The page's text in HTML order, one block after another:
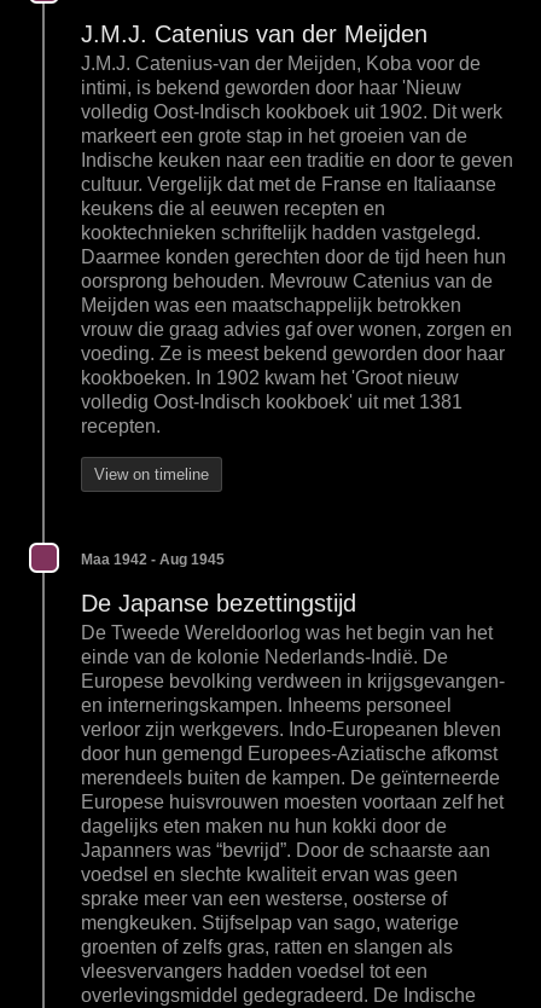
J.M.J. Catenius van der Meijden
J.M.J. Catenius-van der Meijden, Koba voor de
intimi, is bekend geworden door haar 'Nieuw
volledig Oost-Indisch kookboek uit 1902. Dit werk
markeert een grote stap in het groeien van de
Indische keuken naar een traditie en door te geven
cultuur. Vergelijk dat met de Franse en Italiaanse
keukens die al eeuwen recepten en
kooktechnieken schriftelijk hadden vastgelegd.
Daarmee konden gerechten door de tijd heen hun
oorsprong behouden. Mevrouw Catenius van de
Meijden was een maatschappelijk betrokken
vrouw die graag advies gaf over wonen, zorgen en
voeding. Ze is meest bekend geworden door haar
kookboeken. In 1902 kwam het 'Groot nieuw
volledig Oost-Indisch kookboek' uit met 1381
recepten.
View on timeline
Maa 1942 - Aug 1945
De Japanse bezettingstijd
De Tweede Wereldoorlog was het begin van het
einde van de kolonie Nederlands-Indië. De
Europese bevolking verdween in krijgsgevangen-
en interneringskampen. Inheems personeel
verloor zijn werkgevers. Indo-Europeanen bleven
door hun gemengd Europees-Aziatische afkomst
merendeels buiten de kampen. De geïnterneerde
Europese huisvrouwen moesten voortaan zelf het
dagelijks eten maken nu hun kokki door de
Japanners was “bevrijd”. Door de schaarste aan
voedsel en slechte kwaliteit ervan was geen
sprake meer van een westerse, oosterse of
mengkeuken. Stijfselpap van sago, waterige
groenten of zelfs gras, ratten en slangen als
vleesvervangers hadden voedsel tot een
overlevingsmiddel gedegradeerd. De Indische